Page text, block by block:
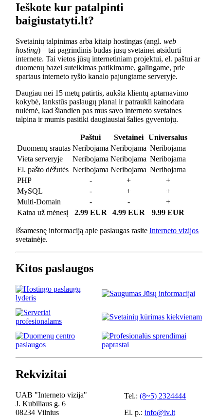
Ieškote kur patalpinti
baigiustatyti.lt?
Svetainių talpinimas arba kitaip hostingas (angl. web
hosting) – tai pagrindinis būdas jūsų svetainei atsidurti
internete. Tai vietos jūsų internetiniam projektui, el. paštui ar
duomenų bazei suteikimas patikimame, galingame, prie
spartaus interneto ryšio kanalo pajungtame serveryje.
Daugiau nei 15 metų patirtis, aukšta klientų aptarnavimo
kokybė, lankstūs paslaugų planai ir patraukli kainodara
nulėmė, kad šiandien pas mus savo interneto svetaines
talpina ir mumis pasitiki daugiausiai šalies gyventojų.
Paštui Svetainei
Universalus
Duomenų srautas Neribojama Neribojama Neribojama
Vieta serveryje
Neribojama Neribojama Neribojama
El. pašto dėžutės Neribojama Neribojama Neribojama
PHP
- +
+
MySQL
- +
+
Multi-Domain
- -
+
Kaina už mėnesį
2.99 EUR 4.99 EUR 9.99 EUR
Išsamesnę informaciją apie paslaugas rasite Interneto vizijos
svetainėje.
Kitos paslaugos
Rekvizitai
UAB "Interneto vizija"
J. Kubiliaus g. 6
08234 Vilnius
Tel.: (8~5) 2324444
El. p.: info@iv.lt